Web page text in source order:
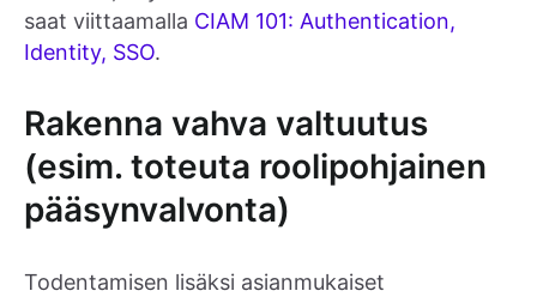
saat viittaamalla CIAM 101: Authentication,
Identity, SSO.
Rakenna vahva valtuutus
(esim. toteuta roolipohjainen
pääsynvalvonta)
Todentamisen lisäksi asianmukaiset